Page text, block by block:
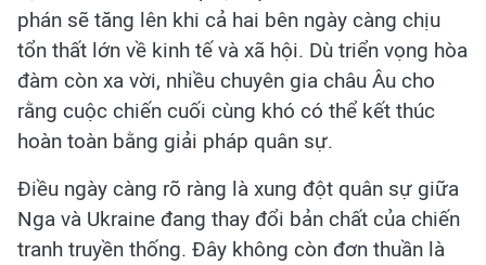
phán sẽ tăng lên khi cả hai bên ngày càng chịu
tổn thất lớn về kinh tế và xã hội. Dù triển vọng hòa
đàm còn xa vời, nhiều chuyên gia châu Âu cho
rằng cuộc chiến cuối cùng khó có thể kết thúc
hoàn toàn bằng giải pháp quân sự.
Điều ngày càng rõ ràng là xung đột quân sự giữa
Nga và Ukraine đang thay đổi bản chất của chiến
tranh truyền thống. Đây không còn đơn thuần là